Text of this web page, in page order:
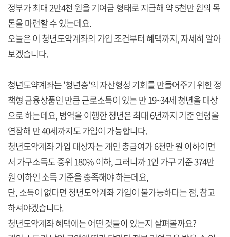
정부가 최대 2만4천 원을 기여금 형태로 지급해 약 5천만 원의 목
돈을 마련할 수 있는데요.
오늘은 이 청년도약계좌의 가입 조건부터 혜택까지, 자세히 알아
보겠습니다.
청년도약계좌는 '청년층'의 자산형성 기회를 만들어주기 위한 정
책형 금융상품인 만큼 근로소득이 있는 만 19~34세 청년을 대상
으로 하는데요, 병역을 이행한 청년은 최대 6년까지 기준 연령을
연장해 만 40세까지도 가입이 가능합니다.
청년도약계좌 가입 대상자는 개인 총급여가 6천만 원 이하이면
서 가구소득도 중위 180% 이하, 그러니까 1인 가구 기준 374만
원 이하인 소득 기준을 충족해야 하는데요,
단, 소득이 없다면 청년도약계좌 가입이 불가능하다는 점, 참고
하셔야겠습니다.
청년도약계좌 혜택에는 어떤 것들이 있는지 살펴볼까요?